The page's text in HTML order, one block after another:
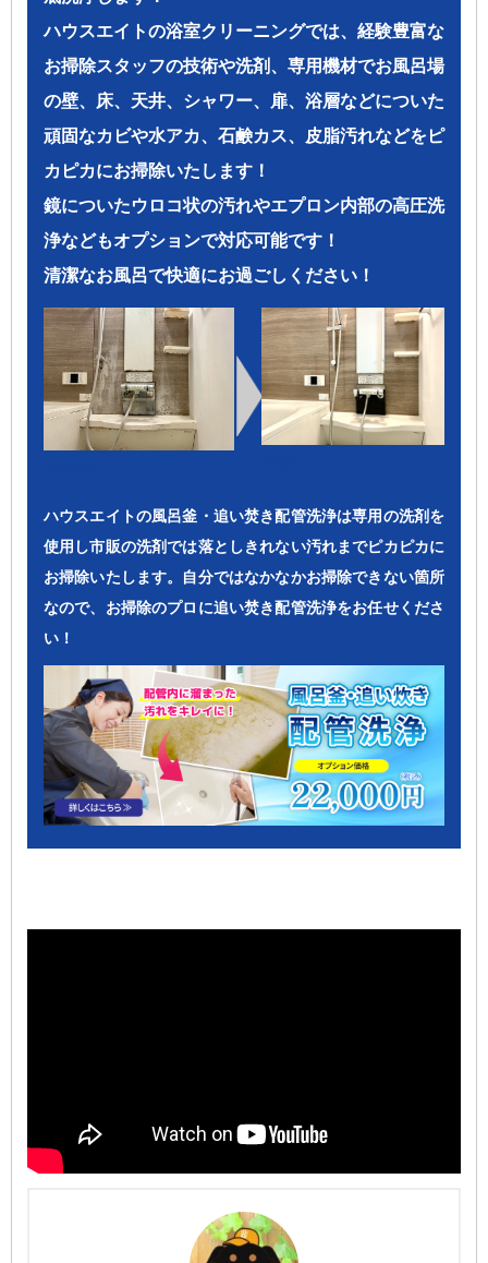
ハウスエイトの浴室クリーニングでは、経験豊富な
お掃除スタッフの技術や洗剤、専用機材でお風呂場
の壁、床、天井、シャワー、扉、浴層などについた
頑固なカビや水アカ、石鹸カス、皮脂汚れなどをピ
カピカにお掃除いたします！
鏡についたウロコ状の汚れやエプロン内部の高圧洗
浄などもオプションで対応可能です！
清潔なお風呂で快適にお過ごしください！
ハウスエイトの風呂釜・追い焚き配管洗浄は専用の洗剤を
使用し市販の洗剤では落としきれない汚れまでピカピカに
お掃除いたします。自分ではなかなかお掃除できない箇所
なので、お掃除のプロに追い焚き配管洗浄をお任せくださ
い！